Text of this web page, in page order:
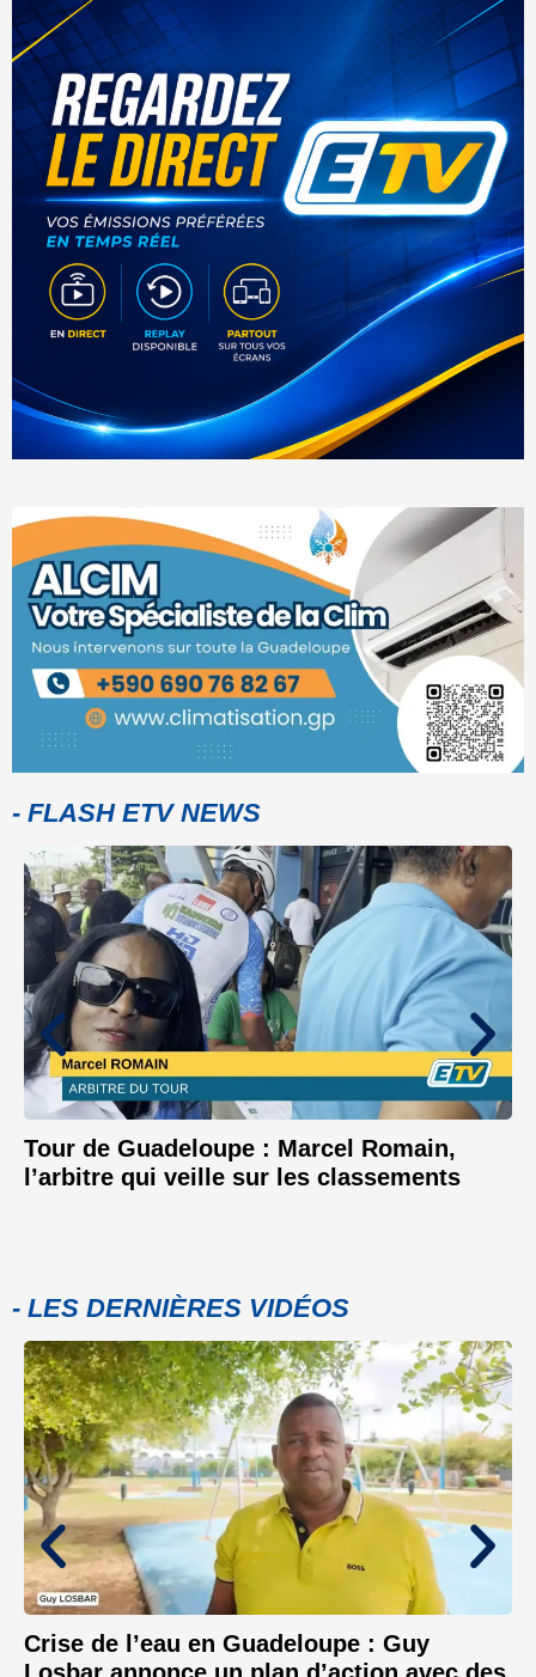
- FLASH ETV NEWS
Tour de Guadeloupe : Marcel Romain,
l’arbitre qui veille sur les classements
- LES DERNIÈRES VIDÉOS
Crise de l’eau en Guadeloupe : Guy